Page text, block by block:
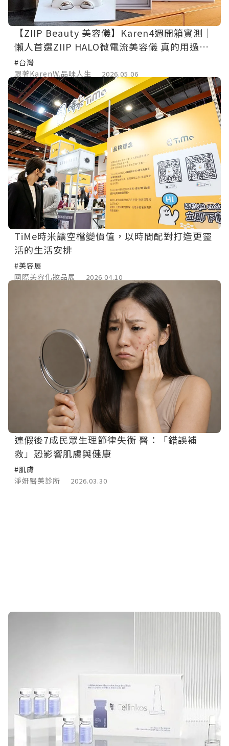
【ZIIP Beauty 美容儀】Karen4週開箱實測｜
懶人首選ZIIP HALO微電流美容儀 真的用過就
回不去
#台灣
跟著KarenW.品味人生
2026.05.06
TiMe時米讓空檔變價值，以時間配對打造更靈
活的生活安排
#美容展
國際美容化妝品展
2026.04.10
連假後7成民眾生理節律失衡 醫：「錯誤補
救」恐影響肌膚與健康
#肌膚
淨妍醫美診所
2026.03.30